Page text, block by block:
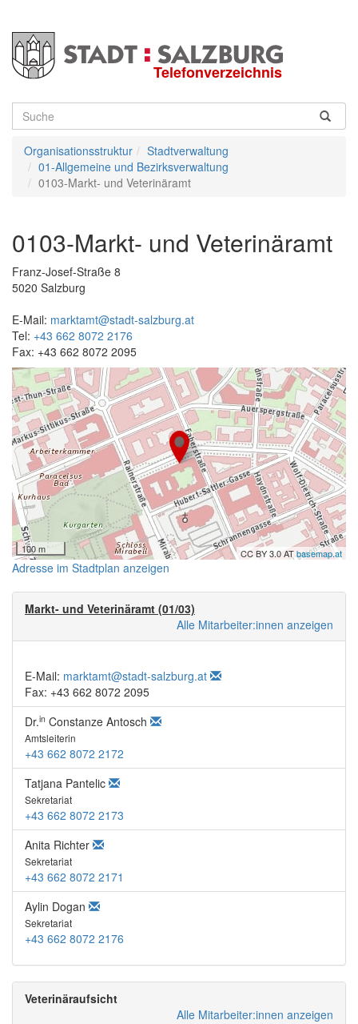
Telefonverzeichnis
Suche
Organisationsstruktur
Stadtverwaltung
01-Allgemeine und Bezirksverwaltung
0103-Markt- und Veterinäramt
0103-Markt- und Veterinäramt
Franz-Josef-Straße 8
5020 Salzburg
E-Mail: marktamt@stadt-salzburg.at
Tel: +43 662 8072 2176
Fax: +43 662 8072 2095
100 m CC BY 3.0 ATbasemap.at
Adresse im Stadtplan anzeigen
Markt- und Veterinäramt (01/03)
Alle Mitarbeiter:innen anzeigen
E-Mail: marktamt@stadt-salzburg.at
Fax: +43 662 8072 2095
Dr.in Constanze Antosch
Amtsleiterin
+43 662 8072 2172
Tatjana Pantelic
Sekretariat
+43 662 8072 2173
Anita Richter
Sekretariat
+43 662 8072 2171
Aylin Dogan
Sekretariat
+43 662 8072 2176
Veterinäraufsicht
Alle Mitarbeiter:innen anzeigen